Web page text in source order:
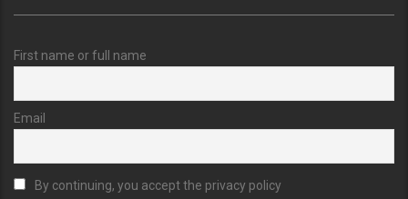
First name or full name
Email
By continuing, you accept the privacy policy